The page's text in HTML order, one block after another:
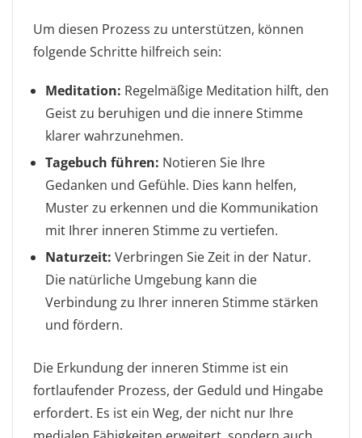
Um diesen Prozess zu unterstützen, können
folgende Schritte hilfreich sein:
Meditation: Regelmäßige Meditation hilft, den
Geist zu beruhigen und die innere Stimme
klarer wahrzunehmen.
Tagebuch führen: Notieren Sie Ihre
Gedanken und Gefühle. Dies kann helfen,
Muster zu erkennen und die Kommunikation
mit Ihrer inneren Stimme zu vertiefen.
Naturzeit: Verbringen Sie Zeit in der Natur.
Die natürliche Umgebung kann die
Verbindung zu Ihrer inneren Stimme stärken
und fördern.
Die Erkundung der inneren Stimme ist ein
fortlaufender Prozess, der Geduld und Hingabe
erfordert. Es ist ein Weg, der nicht nur Ihre